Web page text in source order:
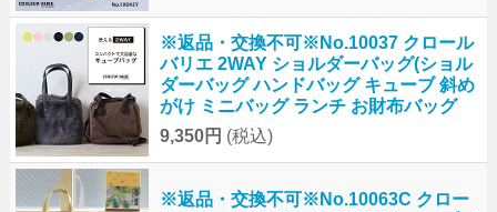
※返品・交換不可※No.10037 クロール
バリエ 2WAY ショルダーバッグ(ショル
ダーバッグ ハンドバッグ キューブ 斜め
がけ ミニバッグ ランチ お財布バッグ
9,350円 (税込)
※返品・交換不可※No.10063C クロー